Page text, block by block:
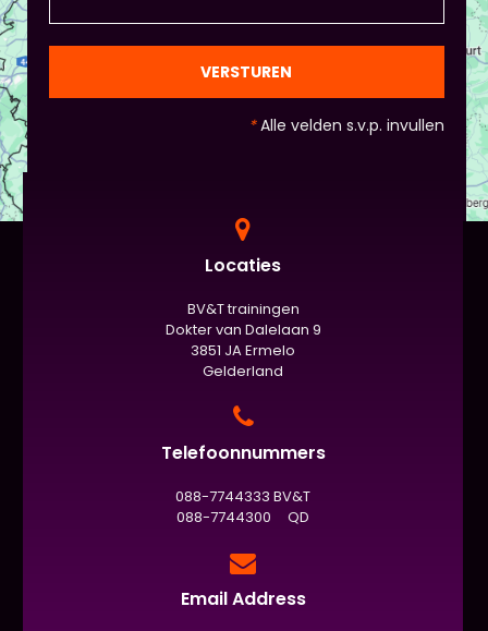
en die van Piet en vervolgens de deelnemers:
gezien de eindpresentaties van 5 minuten de
officiële/vaste werkvorm zijn. Voor beginners is het
nog met spiekbriefje). - Vergeet het
evaluatieformulier niet :)
VERSTUREN
*Alle velden s.v.p. invullen
Locaties
BV&T trainingen
Dokter van Dalelaan 9
3851 JA Ermelo
Gelderland
Telefoonnummers
088-7744333 BV&T
088-7744300 QD
Email Address